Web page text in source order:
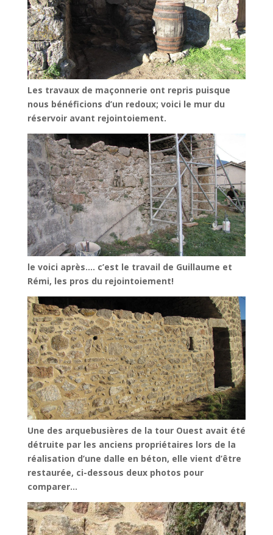
Les travaux de maçonnerie ont repris puisque
nous bénéficions d’un redoux; voici le mur du
réservoir avant rejointoiement.
le voici après…. c’est le travail de Guillaume et
Rémi, les pros du rejointoiement!
Une des arquebusières de la tour Ouest avait été
détruite par les anciens propriétaires lors de la
réalisation d’une dalle en béton, elle vient d’être
restaurée, ci-dessous deux photos pour
comparer…